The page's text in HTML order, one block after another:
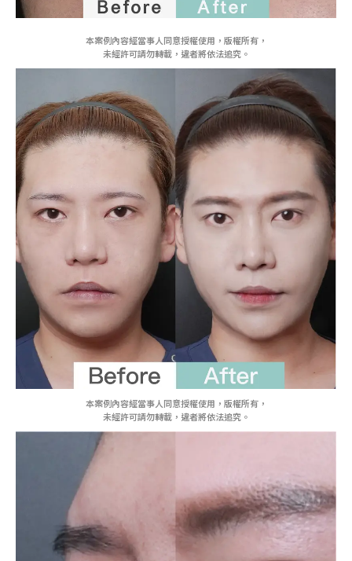
本案例內容經當事人同意授權使用，版權所有，
未經許可請勿轉載，違者將依法追究。
本案例內容經當事人同意授權使用，版權所有，
未經許可請勿轉載，違者將依法追究。